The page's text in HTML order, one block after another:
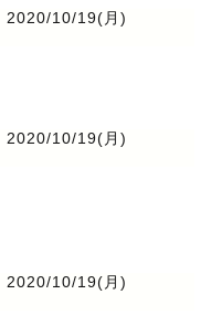
2020/10/19(月)
2020/10/19(月)
2020/10/19(月)